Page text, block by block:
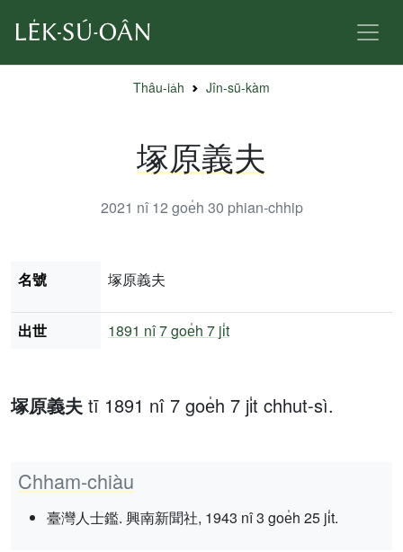
Thâu-ia̍h Jîn-sū-kàm
塚原義夫
2021 nî 12 goe̍h 30 phian-chhip
塚原義夫 tī 1891 nî 7 goe̍h 7 ji̍t chhut-sì.
Chham-chiàu
臺灣人士鑑. 興南新聞社, 1943 nî 3 goe̍h 25 ji̍t.
名號 塚原義夫
出世 1891 nî7 goe̍h 7 ji̍t